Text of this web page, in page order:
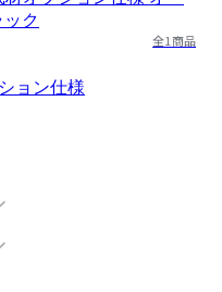
全1商品
ョン仕様